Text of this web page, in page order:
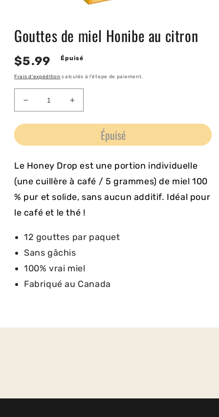
média
dans
fenêtre
modale
Gouttes de miel Honibe au citron
Prix
habituel
$5.99 Épuisé
Frais d'expédition calculés à l'étape de paiement.
Réduire
la
quantité
Gouttes
miel
Honibe
au
citron
Augmenter
la
quantité
Gouttes
miel
Honibe
au
citron
Épuisé
Le Honey Drop est une portion individuelle
(une cuillère à café / 5 grammes) de miel 100
% pur et solide, sans aucun additif. Idéal pour
le café et le thé !
12 gouttes par paquet
Sans gâchis
100% vrai miel
Fabriqué au Canada